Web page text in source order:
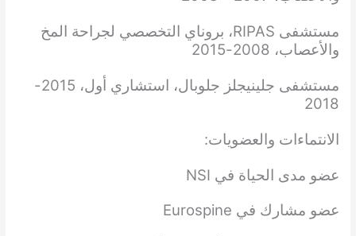
مستشفى RIPAS، بروناي التخصصي لجراحة المخ
والأعصاب، 2008-2015
مستشفى جلينيجلز جلوبال، استشاري أول، 2015-
2018
الانتماءات والعضويات:
عضو مدى الحياة في NSI
عضو مشارك في Eurospine